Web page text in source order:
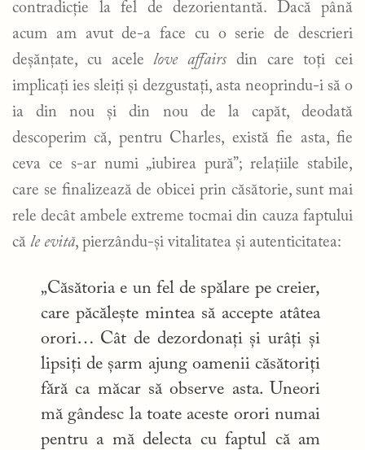
contradicție la fel de dezorientantă. Dacă până
acum am avut de-a face cu o serie de descrieri
deșănțate, cu acelelove affairs din care toți cei
implicați ies sleiți și dezgustați, asta neoprindu-i să o
ia din nou și din nou de la capăt, deodată
descoperim că, pentru Charles, există fie asta, fie
ceva ce s-ar numi „iubirea pură”; relațiile stabile,
care se finalizează de obicei prin căsătorie, sunt mai
rele decât ambele extreme tocmai din cauza faptului
că le evită, pierzându-și vitalitatea și autenticitatea:
„Căsătoria e un fel de spălare pe creier,
care păcălește mintea să accepte atâtea
orori… Cât de dezordonați și urâți și
lipsiți de șarm ajung oamenii căsătoriți
fără ca măcar să observe asta. Uneori
mă gândesc la toate aceste orori numai
pentru a mă delecta cu faptul că am